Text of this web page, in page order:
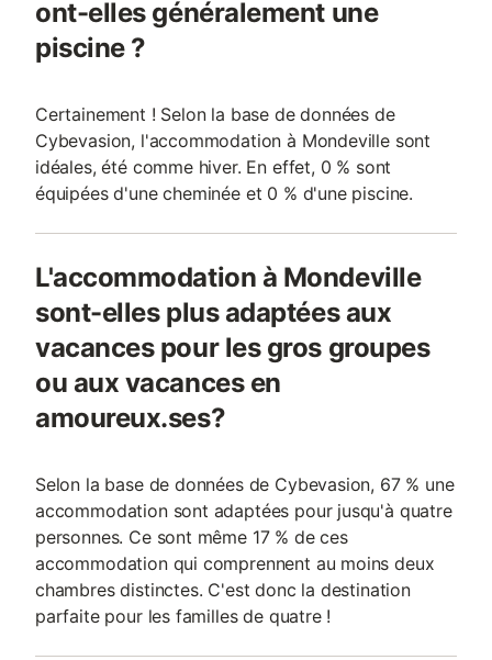
ont-elles généralement une
piscine ?
Certainement ! Selon la base de données de
Cybevasion, l'accommodation à Mondeville sont
idéales, été comme hiver. En effet, 0 % sont
équipées d'une cheminée et 0 % d'une piscine.
L'accommodation à Mondeville
sont-elles plus adaptées aux
vacances pour les gros groupes
ou aux vacances en
amoureux.ses?
Selon la base de données de Cybevasion, 67 % une
accommodation sont adaptées pour jusqu'à quatre
personnes. Ce sont même 17 % de ces
accommodation qui comprennent au moins deux
chambres distinctes. C'est donc la destination
parfaite pour les familles de quatre !